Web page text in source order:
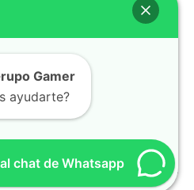
SUPER LA GALLEGA – ROSARIO –
Gamer
ayudarte?
chat de Whatsapp